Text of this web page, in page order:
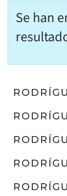
Se han